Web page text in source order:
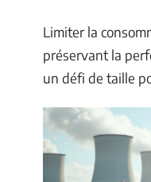
Limiter la
préservant la
un défi de taille